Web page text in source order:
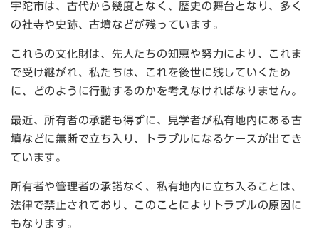
宇陀市は、古代から幾度となく、歴史の舞台となり、多く
の社寺や史跡、古墳などが残っています。
これらの文化財は、先人たちの知恵や努力により、これま
で受け継がれ、私たちは、これを後世に残していくため
に、どのように行動するのかを考えなければなりません。
最近、所有者の承諾も得ずに、見学者が私有地内にある古
墳などに無断で立ち入り、トラブルになるケースが出てき
ています。
所有者や管理者の承諾なく、私有地内に立ち入ることは、
法律で禁止されており、このことによりトラブルの原因に
もなります。